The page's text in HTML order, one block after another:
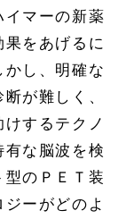
イマーの新薬
をあげるに
し、明確な
が難しく、
するテクノ
有な脳波を検
のＰＥＴ装
ーがどのよ